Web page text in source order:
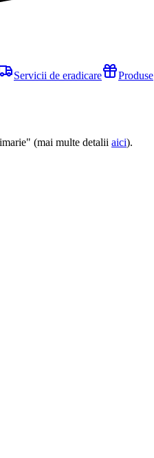
Servicii de eradicare Produse
(mai multe detalii aici).